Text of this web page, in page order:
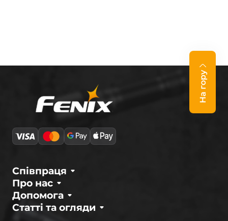
На гору
Про нас
Співпраця
Статті та огляди
Допомога